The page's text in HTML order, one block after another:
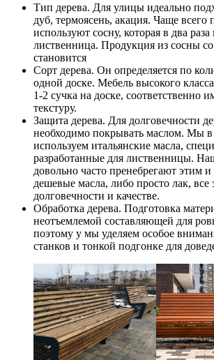
Тип дерева. Для улицы идеально
дуб, термоясень, акация. Чаще всего
используют сосну, которая в два
лиственница. Продукция из сосны
становится
Сорт дерева. Он определяется по
одной доске. Мебель высокого
1-2 сучка на доске, соответственно
текстуру.
Защита дерева. Для долговечности
необходимо покрывать маслом. Мы в
используем итальянские масла,
разработанные для лиственницы.
довольно часто пренебрегают этим
дешевые масла, либо просто лак, все
долговечности и качестве.
Обработка дерева. Подготовка
неотъемлемой составляющей для
поэтому у мы уделяем особое
станков и тонкой подгонке для